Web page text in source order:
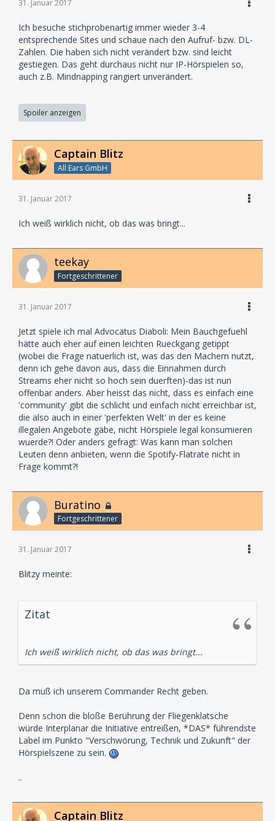
31. Januar 2017
Ich besuche stichprobenartig immer wieder 3-4
entsprechende Sites und schaue nach den Aufruf- bzw. DL-
Zahlen. Die haben sich nicht verändert bzw. sind leicht
gestiegen. Das geht durchaus nicht nur IP-Hörspielen so,
auch z.B. Mindnapping rangiert unverändert.
Spoiler anzeigen
Captain Blitz
All Ears GmbH
31. Januar 2017
Ich weiß wirklich nicht, ob das was bringt...
teekay
Fortgeschrittener
31. Januar 2017
Jetzt spiele ich mal Advocatus Diaboli: Mein Bauchgefuehl
hätte auch eher auf einen leichten Rueckgang getippt
(wobei die Frage natuerlich ist, was das den Machern nutzt,
denn ich gehe davon aus, dass die Einnahmen durch
Streams eher nicht so hoch sein duerften)-das ist nun
offenbar anders. Aber heisst das nicht, dass es einfach eine
'community' gibt die schlicht und einfach nicht erreichbar ist,
die also auch in einer 'perfekten Welt' in der es keine
illegalen Angebote gäbe, nicht Hörspiele legal konsumieren
wuerde?! Oder anders gefragt: Was kann man solchen
Leuten denn anbieten, wenn die Spotify-Flatrate nicht in
Frage kommt?!
Buratino
Fortgeschrittener
31. Januar 2017
Blitzy meinte:
Zitat
Ich weiß wirklich nicht, ob das was bringt...
Da muß ich unserem Commander Recht geben.
Denn schon die bloße Berührung der Fliegenklatsche
würde Interplanar die Initiative entreißen, *DAS* führendste
Label im Punkto "Verschwörung, Technik und Zukunft" der
Hörspielszene zu sein.
..
Captain Blitz